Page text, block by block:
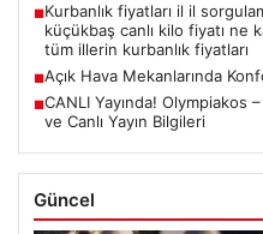
■Kurbanlık fiyatları il il
küçükbaş canlı kilo fiyatı ne
tüm illerin kurbanlık fiyatları
■Açık Hava Mekanlarında
■CANLI Yayında! Olympiakos
ve Canlı Yayın Bilgileri
Güncel